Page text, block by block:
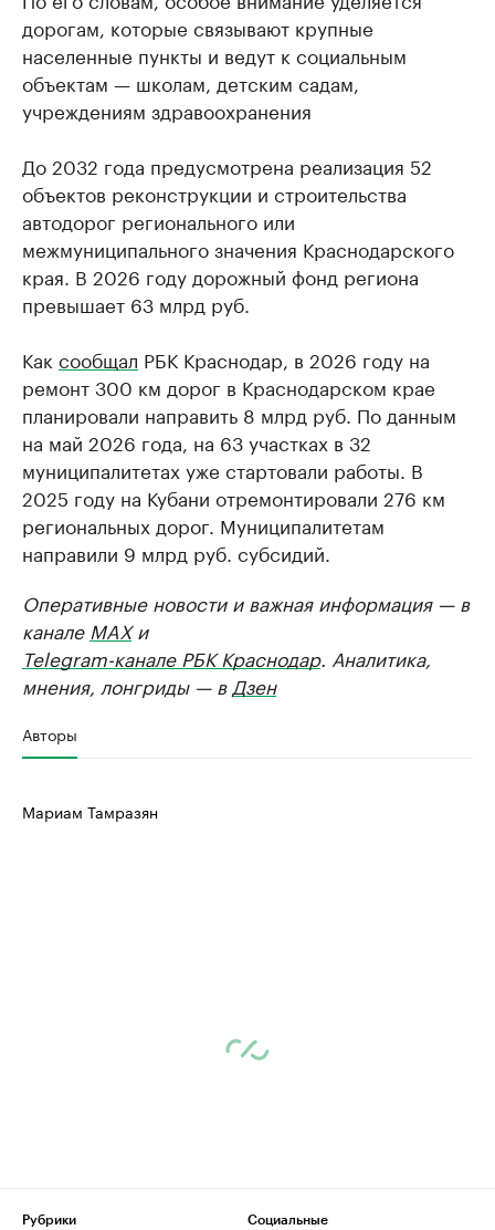
дорогам, которые связывают крупные
населенные пункты и ведут к социальным
объектам — школам, детским садам,
учреждениям здравоохранения
До 2032 года предусмотрена реализация 52
объектов реконструкции и строительства
автодорог регионального или
межмуниципального значения Краснодарского
края. В 2026 году дорожный фонд региона
превышает 63 млрд руб.
Как сообщал РБК Краснодар, в 2026 году на
ремонт 300 км дорог в Краснодарском крае
планировали направить 8 млрд руб. По данным
на май 2026 года, на 63 участках в 32
муниципалитетах уже стартовали работы. В
2025 году на Кубани отремонтировали 276 км
региональных дорог. Муниципалитетам
направили 9 млрд руб. субсидий.
Оперативные новости и важная информация — в
канале MAXи
Telegram-канале РБК Краснодар. Аналитика,
мнения, лонгриды — в Дзен
Авторы
Мариам Тамразян
Рубрики
Социальные